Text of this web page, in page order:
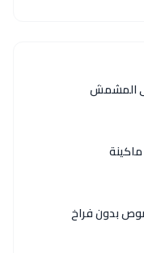
المشمش
بدون فراخ